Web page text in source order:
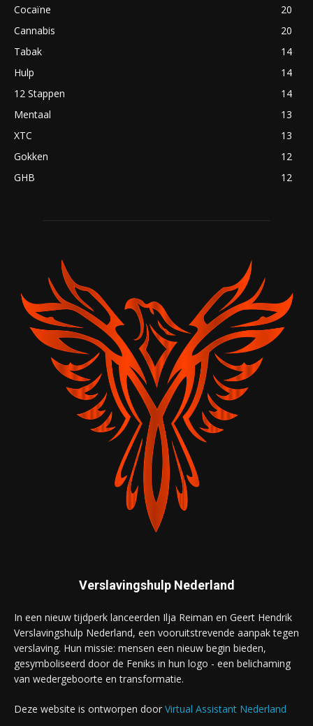
Cocaïne
20
Cannabis
20
Tabak
14
Hulp
14
12 Stappen
14
Mentaal
13
XTC
13
Gokken
12
GHB
12
Verslavingshulp Nederland
In een nieuw tijdperk lanceerden Ilja Reiman en Geert Hendrik
Verslavingshulp Nederland, een vooruitstrevende aanpak tegen
verslaving. Hun missie: mensen een nieuw begin bieden,
gesymboliseerd door de Feniks in hun logo - een belichaming
van wedergeboorte en transformatie.
Deze website is ontworpen door Virtual Assistant Nederland